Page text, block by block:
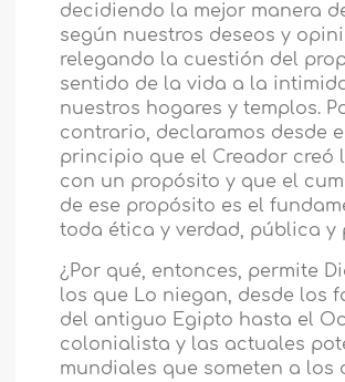
decidiendo la mejor manera
según nuestros deseos y
relegando la cuestión del
sentido de la vida a la
nuestros hogares y templos.
contrario, declaramos desde
principio que el Creador creó
con un propósito y que el
de ese propósito es el
toda ética y verdad, pública y
¿Por qué, entonces, permite
los que Lo niegan, desde los
del antiguo Egipto hasta el
colonialista y las actuales
mundiales que someten a los